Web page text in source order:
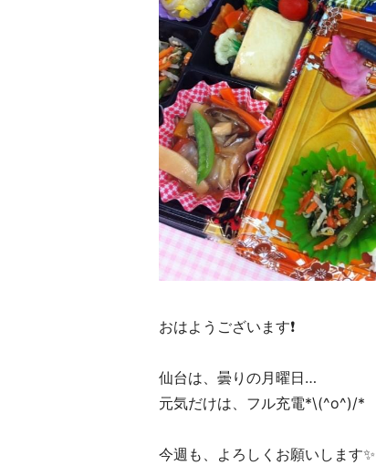
おはようございます❗️
仙台は、曇りの月曜日…
元気だけは、フル充電*\(^o^)/*
今週も、よろしくお願いします✨